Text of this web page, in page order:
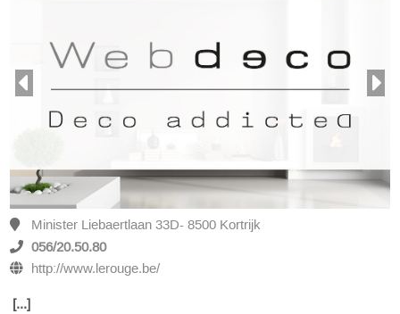
Minister Liebaertlaan 33D- 8500 Kortrijk
056/20.50.80
http://www.lerouge.be/
[...]